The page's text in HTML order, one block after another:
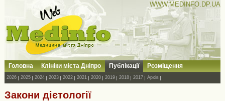
WWW.MEDINFO.DP.UA
Головна Клініки міста Дніпро Публікації Розміщення
2026 2025 2024 2023 2022 2021 2020 2019 2018 2017 Архів
Закони дієтології